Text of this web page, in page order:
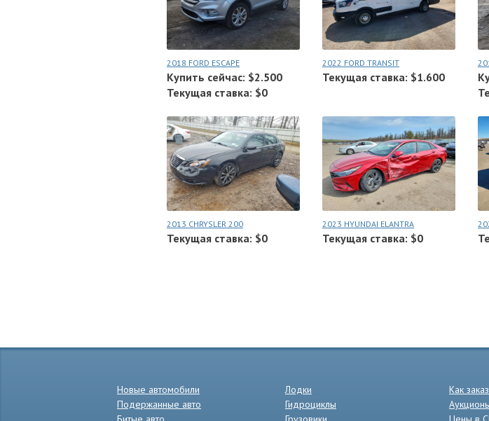
2018 FORD ESCAPE
Купить сейчас: $2.500
Текущая ставка: $0
2022 FORD TRANSIT
Текущая ставка: $1.600
2013 CHRYSLER 200
Текущая ставка: $0
2023 HYUNDAI ELANTRA
Текущая ставка: $0
Новые автомобили
Подержанные авто
Лодки
Гидроциклы
Как